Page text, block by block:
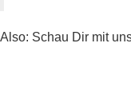
Also: Schau Dir mit